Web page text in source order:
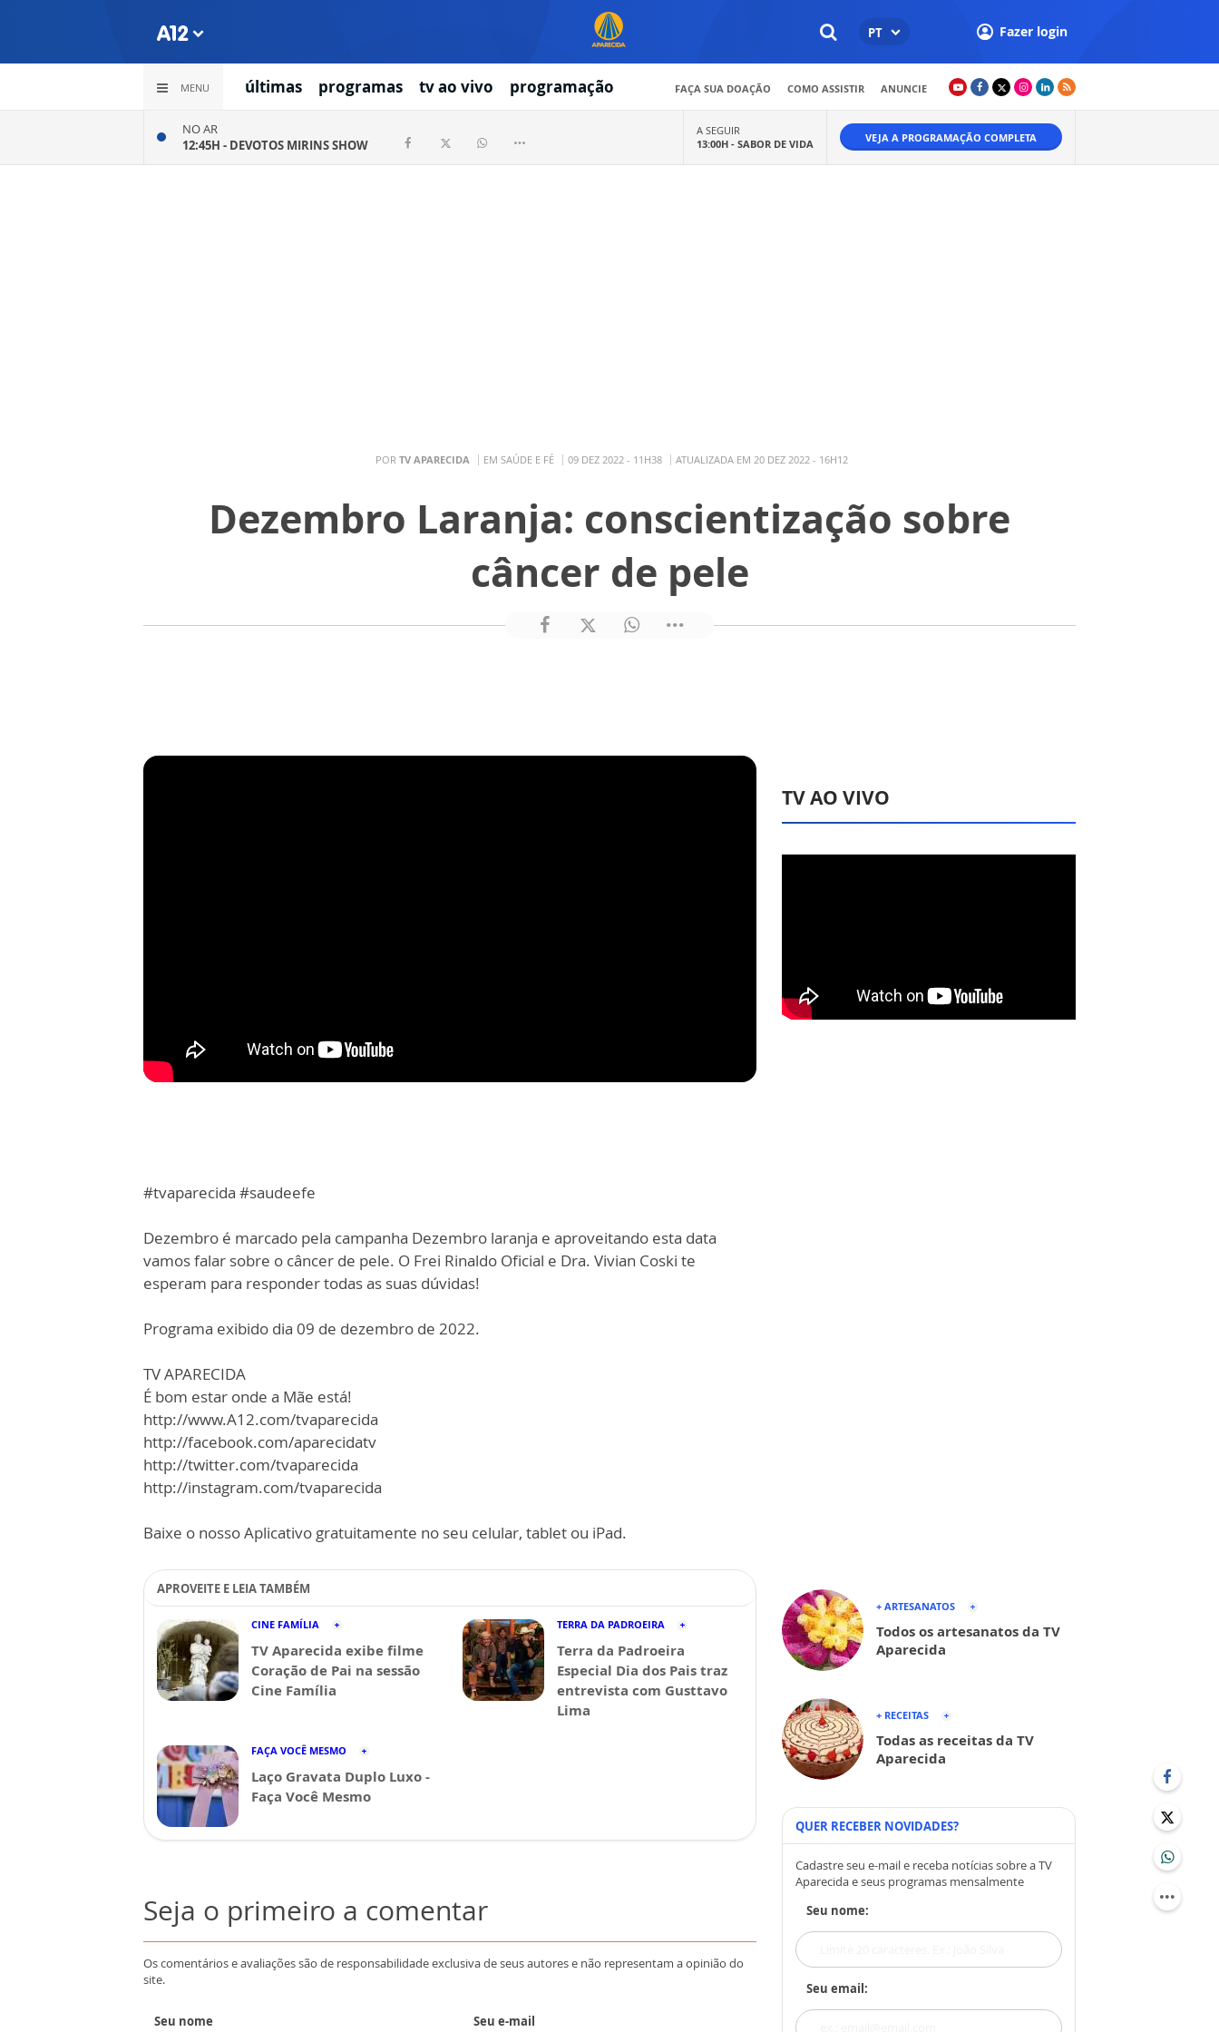
PT Fazer login
MENU últimas programas tv ao vivo programação FAÇA SUA DOAÇÃO COMO ASSISTIR ANUNCIE
NO AR
12:45H - DEVOTOS MIRINS SHOW
A SEGUIR
13:00H - SABOR DE VIDA VEJA A PROGRAMAÇÃO COMPLETA
POR TV APARECIDA EM SAÚDE E FÉ 09 DEZ 2022 - 11H38 ATUALIZADA EM 20 DEZ 2022 - 16H12
Dezembro Laranja: conscientização sobre
câncer de pele
#tvaparecida #saudeefe
Dezembro é marcado pela campanha Dezembro laranja e aproveitando esta data
vamos falar sobre o câncer de pele. O Frei Rinaldo Oficial e Dra. Vivian Coski te
esperam para responder todas as suas dúvidas!
Programa exibido dia 09 de dezembro de 2022.
TV APARECIDA
É bom estar onde a Mãe está!
http://www.A12.com/tvaparecida
http://facebook.com/aparecidatv
http://twitter.com/tvaparecida
http://instagram.com/tvaparecida
Baixe o nosso Aplicativo gratuitamente no seu celular, tablet ou iPad.
APROVEITE E LEIA TAMBÉM
CINE FAMÍLIA
TV Aparecida exibe filme
Coração de Pai na sessão
Cine Família
TERRA DA PADROEIRA
Terra da Padroeira
Especial Dia dos Pais traz
entrevista com Gusttavo
Lima
FAÇA VOCÊ MESMO
Laço Gravata Duplo Luxo -
Faça Você Mesmo
Seja o primeiro a comentar
Os comentários e avaliações são de responsabilidade exclusiva de seus autores e não representam a opinião do
site.
Seu nome Seu e-mail
TV AO VIVO
+ ARTESANATOS
Todos os artesanatos da TV
Aparecida
+ RECEITAS
Todas as receitas da TV
Aparecida
QUER RECEBER NOVIDADES?
Cadastre seu e-mail e receba notícias sobre a TV
Aparecida e seus programas mensalmente
Seu nome:
Seu email: